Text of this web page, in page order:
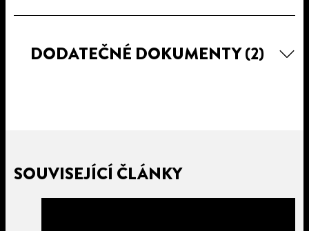
DODATEČNÉ DOKUMENTY(2)
SOUVISEJÍCÍ ČLÁNKY